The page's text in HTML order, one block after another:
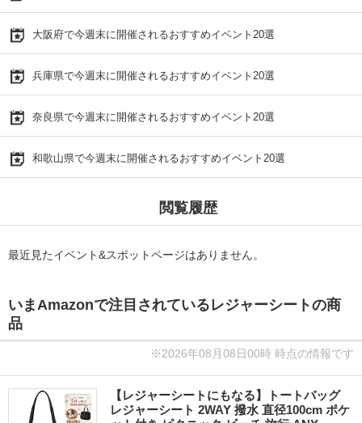
大阪府で今週末に開催されるおすすめイベント20選
兵庫県で今週末に開催されるおすすめイベント20選
奈良県で今週末に開催されるおすすめイベント20選
和歌山県で今週末に開催されるおすすめイベント20選
閲覧履歴
最近見たイベント&スポットページはありません。
いまAmazonで注目されているレジャーシートの商
品
※2026年08月08日00時 時点の情報です
【レジャーシートにもなる】トートバッグ
レジャーシート 2WAY 撥水 直径100cm ポケ